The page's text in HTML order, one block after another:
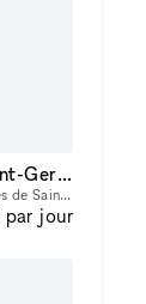
Galerie d'art au coeur de Saint-Germain-des-Prés
Située au coeur du quartier des galeries de Saint-Germain-des-Prés, notre espace offre un white cube rare de 40m2, vous laissant toute liberté pour déployer votre concept de pop-up store / galerie.
par jour